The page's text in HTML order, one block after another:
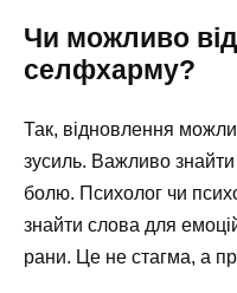
Чи можливо
селфхарму?
Так, відновлення
зусиль. Важливо
болю. Психолог чи
знайти слова для
рани. Це не стагма, а